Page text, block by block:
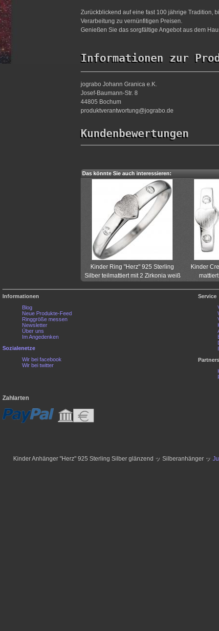
Zurückblickend auf eine fast 100 jährige Tradition,
Verarbeitung zu vernünfitigen Preisen.
Genießen Sie das sorgfältige Angebot aus dem
Informationen zur
jograbo Johann Granica e.K.
Josef-Baumann-Str. 8
44805 Bochum
produktverantwortung@jograbo.de
Kundenbewertungen
Das könnte Sie auch interessieren:
Kinder Ring "Herz" 925 Sterling
Silber teilmattiert mit 2 Zirkonia weiß
Kinder
Informationen
Blog
Neue Produkte-Feed
Ringgröße messen
Newsletter
Über uns
Im Angedenken
Sozialenetze
Wir bei facebook
Wir bei twitter
Service
Zahlarten
Kinder Anhänger "Herz" 925 Sterling Silber glänzend ッ Silberanhänger ッ